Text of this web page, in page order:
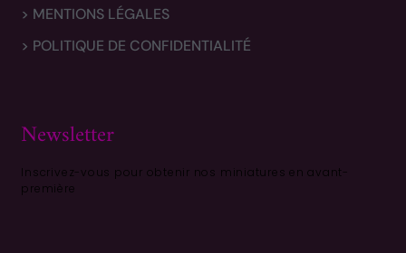
> MENTIONS LÉGALES
> POLITIQUE DE CONFIDENTIALITÉ
Newsletter
Inscrivez-vous pour obtenir nos miniatures en avant-
première